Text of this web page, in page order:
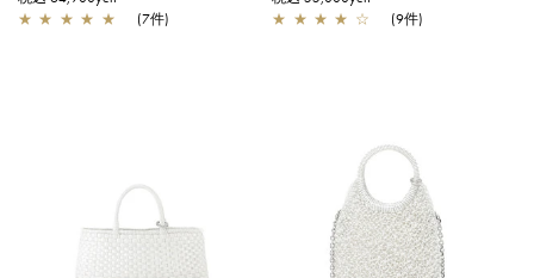
★ ★ ★ ★ ★ (7件)
★ ★ ★ ★ ☆ (9件)